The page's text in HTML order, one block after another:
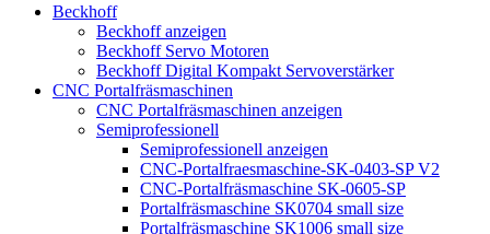
Beckhoff
Beckhoff anzeigen
Beckhoff Servo Motoren
Beckhoff Digital Kompakt Servoverstärker
CNC Portalfräsmaschinen
CNC Portalfräsmaschinen anzeigen
Semiprofessionell
Semiprofessionell anzeigen
CNC-Portalfraesmaschine-SK-0403-SP V2
CNC-Portalfräsmaschine SK-0605-SP
Portalfräsmaschine SK0704 small size
Portalfräsmaschine SK1006 small size